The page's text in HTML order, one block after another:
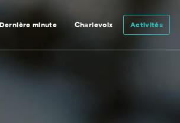
Dernière minute Charlevoix Activités